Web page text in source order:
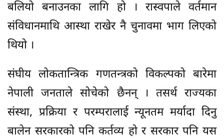
बलियो बनाउनका लागि हो । रास्वपाले वर्तमान
संविधानमाथि आस्था राखेर नै चुनावमा भाग लिएको
थियो ।
संघीय लोकतान्त्रिक गणतन्त्रको विकल्पको बारेमा
नेपाली जनताले सोचेको छैनन् । तसर्थ राज्यका
संस्था, प्रक्रिया र परम्परालाई न्यूनतम मर्यादा दिनु
बालेन सरकारको पनि कर्तव्य हो र सरकार पनि यस